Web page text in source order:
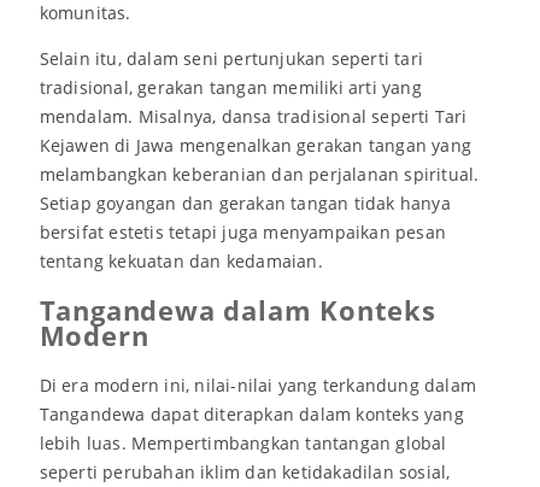
komunitas.
Selain itu, dalam seni pertunjukan seperti tari
tradisional, gerakan tangan memiliki arti yang
mendalam. Misalnya, dansa tradisional seperti Tari
Kejawen di Jawa mengenalkan gerakan tangan yang
melambangkan keberanian dan perjalanan spiritual.
Setiap goyangan dan gerakan tangan tidak hanya
bersifat estetis tetapi juga menyampaikan pesan
tentang kekuatan dan kedamaian.
Tangandewa dalam Konteks
Modern
Di era modern ini, nilai-nilai yang terkandung dalam
Tangandewa dapat diterapkan dalam konteks yang
lebih luas. Mempertimbangkan tantangan global
seperti perubahan iklim dan ketidakadilan sosial,